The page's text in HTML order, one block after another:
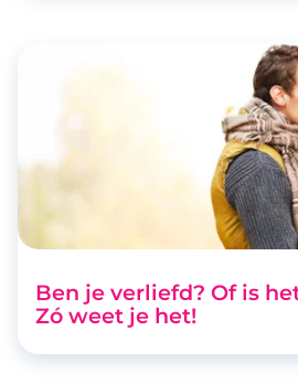
Ben je verliefd? Of is
Zó weet je het!